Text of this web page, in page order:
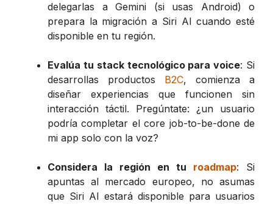
delegarlas a Gemini (si usas Android) o
prepara la migración a Siri AI cuando esté
disponible en tu región.
Evalúa tu stack tecnológico para voice: Si
desarrollas productos B2C, comienza a
diseñar experiencias que funcionen sin
interacción táctil. Pregúntate: ¿un usuario
podría completar el core job-to-be-done de
mi app solo con la voz?
Considera la región en tu roadmap: Si
apuntas al mercado europeo, no asumas
que Siri AI estará disponible para usuarios